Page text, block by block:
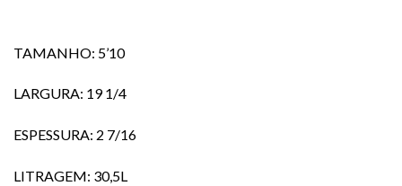
TAMANHO: 5’10
LARGURA: 19 1/4
ESPESSURA: 2 7/16
LITRAGEM: 30,5L